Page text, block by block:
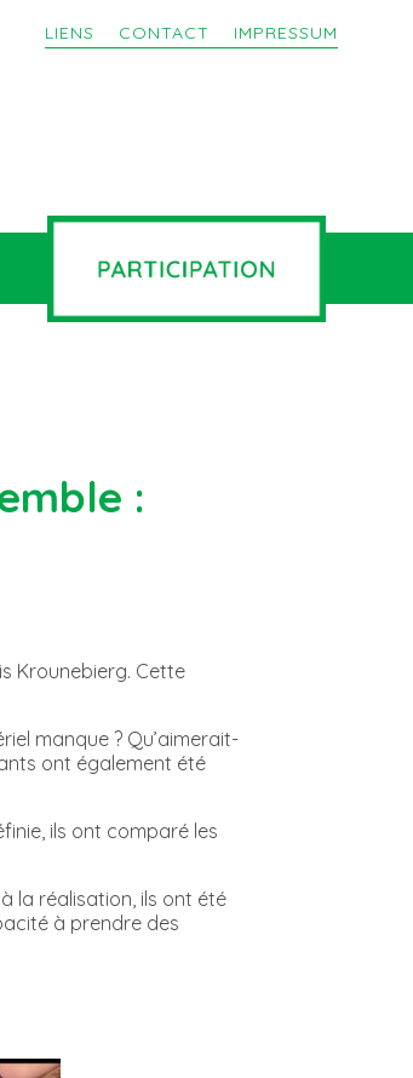
LIENS CONTACT IMPRESSUM
:
Krounebierg. Cette
manque ? Qu’aimerait-
ont également été
ils ont comparé les
la réalisation, ils ont été
à prendre des